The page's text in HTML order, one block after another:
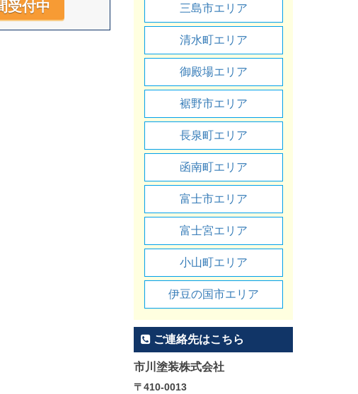
受付中 三島市エリア
清水町エリア
御殿場エリア
裾野市エリア
長泉町エリア
函南町エリア
富士市エリア
富士宮エリア
小山町エリア
伊豆の国市エリア
ご連絡先はこちら
市川塗装株式会社
〒410-0013